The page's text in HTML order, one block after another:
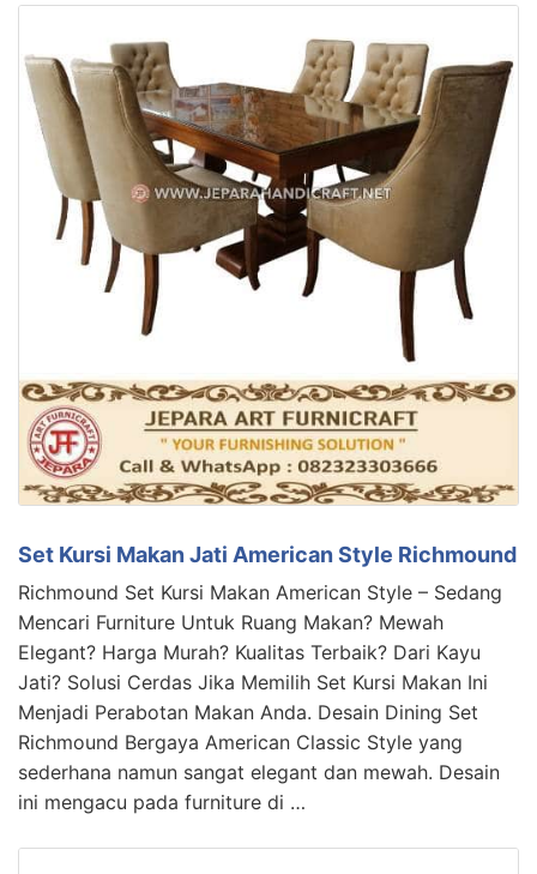
Set Kursi Makan Jati American Style Richmound
Richmound Set Kursi Makan American Style – Sedang
Mencari Furniture Untuk Ruang Makan? Mewah
Elegant? Harga Murah? Kualitas Terbaik? Dari Kayu
Jati? Solusi Cerdas Jika Memilih Set Kursi Makan Ini
Menjadi Perabotan Makan Anda. Desain Dining Set
Richmound Bergaya American Classic Style yang
sederhana namun sangat elegant dan mewah. Desain
ini mengacu pada furniture di …